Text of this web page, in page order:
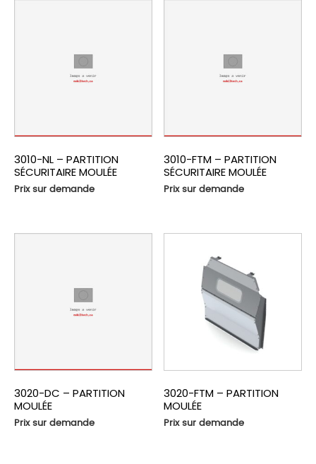
3010-NL – PARTITION
SÉCURITAIRE MOULÉE
Prix sur demande
3010-FTM – PARTITION
SÉCURITAIRE MOULÉE
Prix sur demande
3020-DC – PARTITION
MOULÉE
Prix sur demande
3020-FTM – PARTITION
MOULÉE
Prix sur demande